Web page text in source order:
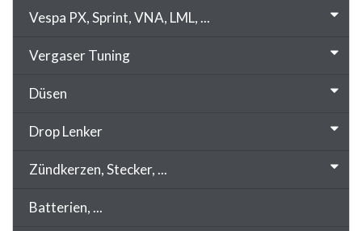
Vespa PX, Sprint, VNA, LML, ...
Vergaser Tuning
Düsen
Drop Lenker
Zündkerzen, Stecker, ...
Batterien, ...